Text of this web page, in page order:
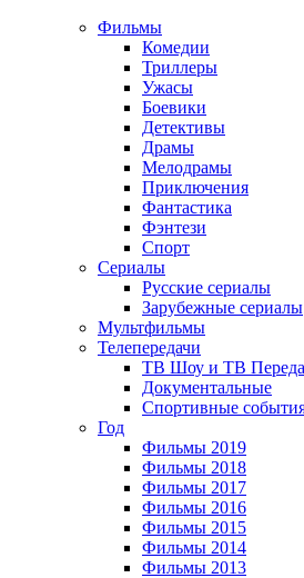
Фильмы
Комедии
Триллеры
Ужасы
Боевики
Детективы
Драмы
Мелодрамы
Приключения
Фантастика
Фэнтези
Спорт
Сериалы
Русские сериалы
Зарубежные сериалы
Мультфильмы
Телепередачи
ТВ Шоу и ТВ
Документальные
Спортивные
Год
Фильмы 2019
Фильмы 2018
Фильмы 2017
Фильмы 2016
Фильмы 2015
Фильмы 2014
Фильмы 2013